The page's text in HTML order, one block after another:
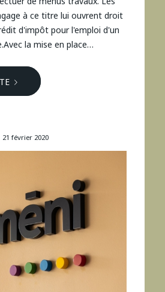
à ce titre lui ouvrent droit
d'impôt pour l'emploi d'un
la mise en place…
21 février 2020